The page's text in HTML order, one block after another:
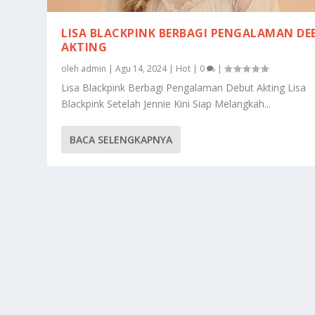
LISA BLACKPINK BERBAGI PENGALAMAN
AKTING
oleh admin |Agu 14, 2024| Hot | 0 |
Lisa Blackpink Berbagi Pengalaman Debut Akting Lisa
Blackpink Setelah Jennie Kini Siap Melangkah...
BACA SELENGKAPNYA